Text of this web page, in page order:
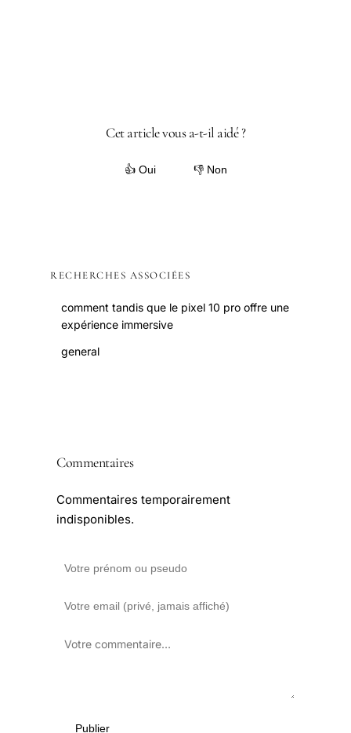
Cet article vous a-t-il aidé ?
👍 Oui 👎 Non
RECHERCHES ASSOCIÉES
comment tandis que le pixel 10 pro offre une
expérience immersive
general
Commentaires
Commentaires temporairement
indisponibles.
Publier